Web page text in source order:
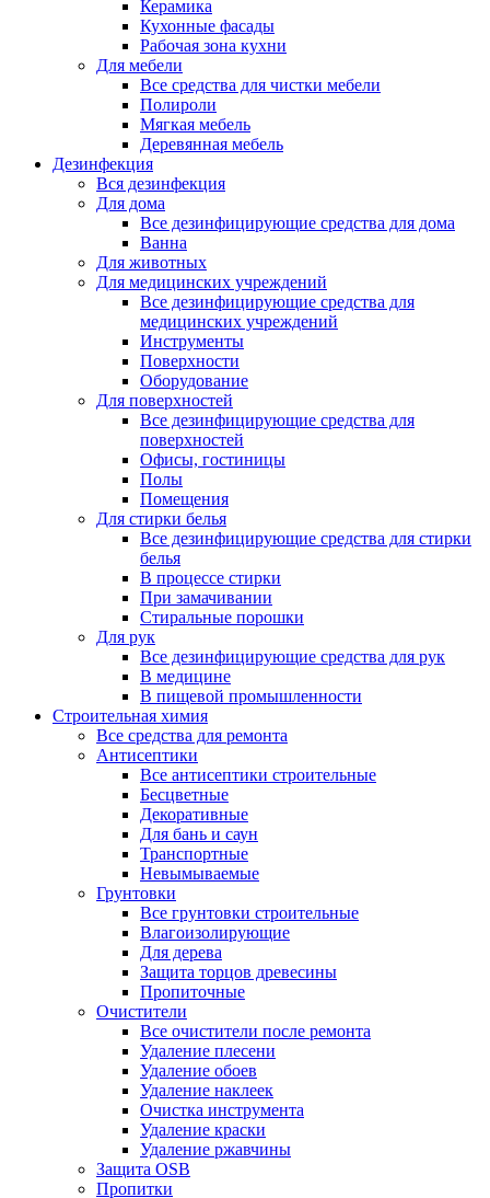
Керамика
Кухонные фасады
Рабочая зона кухни
Для мебели
Все средства для чистки мебели
Полироли
Мягкая мебель
Деревянная мебель
Дезинфекция
Вся дезинфекция
Для дома
Все дезинфицирующие средства для дома
Ванна
Для животных
Для медицинских учреждений
Все дезинфицирующие средства для
медицинских учреждений
Инструменты
Поверхности
Оборудование
Для поверхностей
Все дезинфицирующие средства для
поверхностей
Офисы, гостиницы
Полы
Помещения
Для стирки белья
Все дезинфицирующие средства для стирки
белья
В процессе стирки
При замачивании
Стиральные порошки
Для рук
Все дезинфицирующие средства для рук
В медицине
В пищевой промышленности
Строительная химия
Все средства для ремонта
Антисептики
Все антисептики строительные
Бесцветные
Декоративные
Для бань и саун
Транспортные
Невымываемые
Грунтовки
Все грунтовки строительные
Влагоизолирующие
Для дерева
Защита торцов древесины
Пропиточные
Очистители
Все очистители после ремонта
Удаление плесени
Удаление обоев
Удаление наклеек
Очистка инструмента
Удаление краски
Удаление ржавчины
Защита OSB
Пропитки